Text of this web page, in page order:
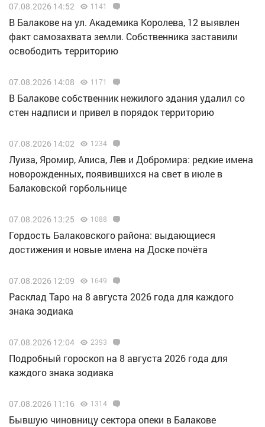
07.08.2026 14:52 1141
В Балакове на ул. Академика Королева, 12 выявлен
факт самозахвата земли. Собственника заставили
освободить территорию
07.08.2026 14:08 1171
В Балакове собственник нежилого здания удалил со
стен надписи и привел в порядок территорию
07.08.2026 14:02 1234
Луиза, Яромир, Алиса, Лев и Добромира: редкие имена
новорожденных, появившихся на свет в июле в
Балаковской горбольнице
07.08.2026 13:25 1088
Гордость Балаковского района: выдающиеся
достижения и новые имена на Доске почёта
07.08.2026 12:09 1649
Расклад Таро на 8 августа 2026 года для каждого
знака зодиака
07.08.2026 12:04 2393
Подробный гороскоп на 8 августа 2026 года для
каждого знака зодиака
07.08.2026 11:16 1314
Бывшую чиновницу сектора опеки в Балакове